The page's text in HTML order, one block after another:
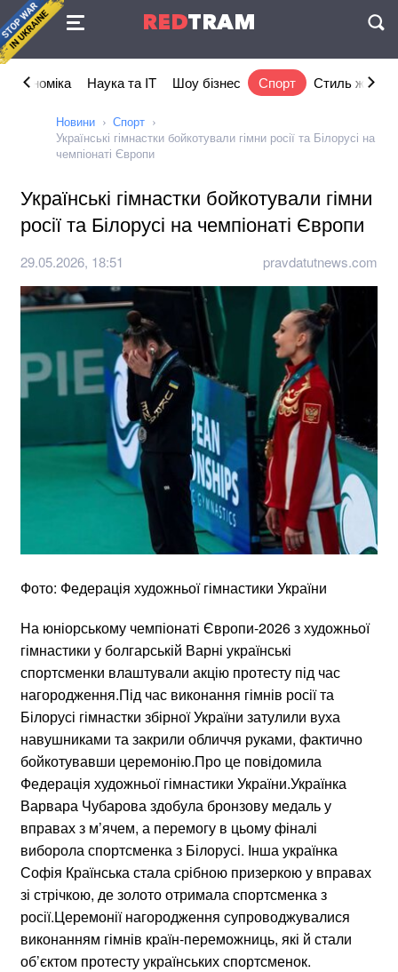
REDTRAM
Угода
Економіка Наука та IT Шоу бізнес Спорт Стиль життя
Новини
Спорт
Українські гімнастки бойкотували гімни росії та Білорусі на
чемпіонаті Європи
Українські гімнастки бойкотували гімни
росії та Білорусі на чемпіонаті Європи
29.05.2026, 18:51 pravdatutnews.com
Фото: Федерація художньої гімнастики України
На юніорському чемпіонаті Європи-2026 з художньої
гімнастики у болгарській Варні українські
спортсменки влаштували акцію протесту під час
нагородження.Під час виконання гімнів росії та
Білорусі гімнастки збірної України затулили вуха
навушниками та закрили обличчя руками, фактично
бойкотувавши церемонію.Про це повідомила
Федерація художньої гімнастики України.Українка
Варвара Чубарова здобула бронзову медаль у
вправах з м’ячем, а перемогу в цьому фіналі
виборола спортсменка з Білорусі. Інша українка
Софія Країнська стала срібною призеркою у вправах
зі стрічкою, де золото отримала спортсменка з
росії.Церемонії нагородження супроводжувалися
виконанням гімнів країн-переможниць, які й стали
об’єктом протесту українських спортсменок.